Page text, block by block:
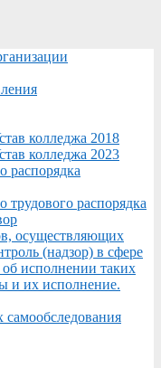
колледжа 2018
колледжа 2023
распорядка
трудового распорядка
осуществляющих
(надзор) в сфере
об исполнении таких
и их исполнение.
самообследования